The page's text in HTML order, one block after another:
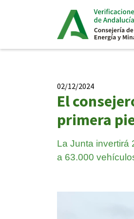
02/12/2024
El
primera
La Junta invertirá
a 63.000